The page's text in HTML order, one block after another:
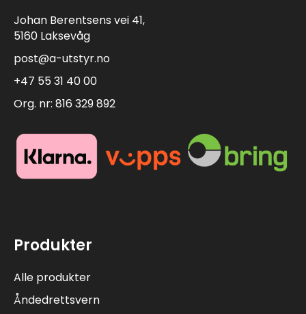
Johan Berentsens vei 41,
5160 Laksevåg
post@a-utstyr.no
+47 55 31 40 00
Org. nr: 816 329 892
Produkter
Alle produkter
Åndedrettsvern